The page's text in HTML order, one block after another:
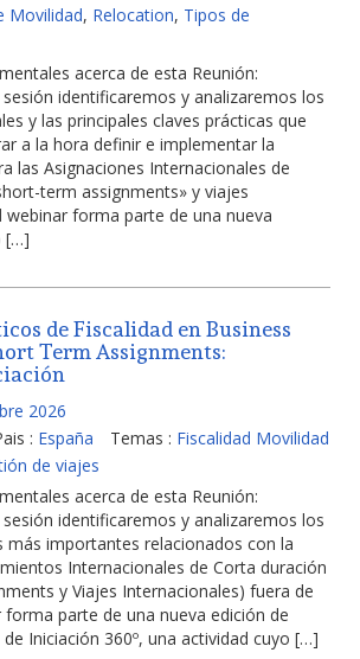
Movilidad, Relocation, Tipos de
acerca de esta Reunión:
identificaremos y analizaremos los
y las principales claves prácticas que
a la hora definir e implementar la
las Asignaciones Internacionales de
term assignments» y viajes
webinar forma parte de una nueva
[…]
de Fiscalidad en Business
Term Assignments:
2026
: España Temas : Fiscalidad Movilidad
de viajes
acerca de esta Reunión:
identificaremos y analizaremos los
más importantes relacionados con la
Internacionales de Corta duración
y Viajes Internacionales) fuera de
forma parte de una nueva edición de
Iniciación 360º, una actividad cuyo […]